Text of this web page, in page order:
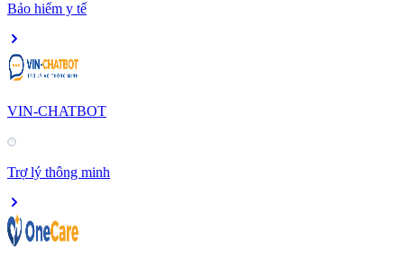
Bảo hiểm y tế
VIN-CHATBOT
Trợ lý thông minh